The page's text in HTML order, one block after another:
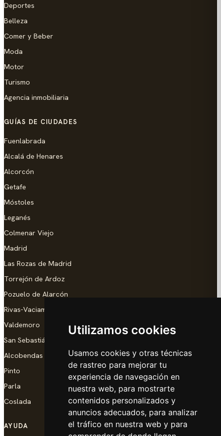
Utilizamos cookies
Usamos cookies y otras técnicas
de rastreo para mejorar tu
experiencia de navegación en
nuestra web, para mostrarte
contenidos personalizados y
anuncios adecuados, para analizar
el tráfico en nuestra web y para
Deportes
Belleza
Comer y Beber
Moda
Motor
Turismo
Agencia inmobiliaria
GUÍAS DE CIUDADES
Fuenlabrada
Alcalá de Henares
Alcorcón
Getafe
Móstoles
Leganés
Colmenar Viejo
Madrid
Las Rozas de Madrid
Torrejón de Ardoz
Pozuelo de Alarcón
Rivas-Vaciamadrid
Valdemoro
San Sebastián de los Reyes
Alcobendas
Pinto
Parla
Coslada
AYUDA